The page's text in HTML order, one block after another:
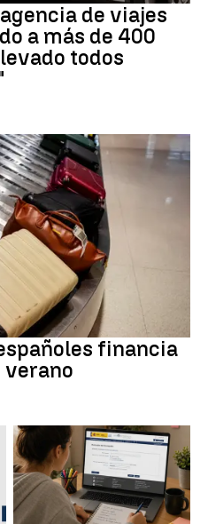
de viajes
a más de 400
todos
financia
verano
Formación